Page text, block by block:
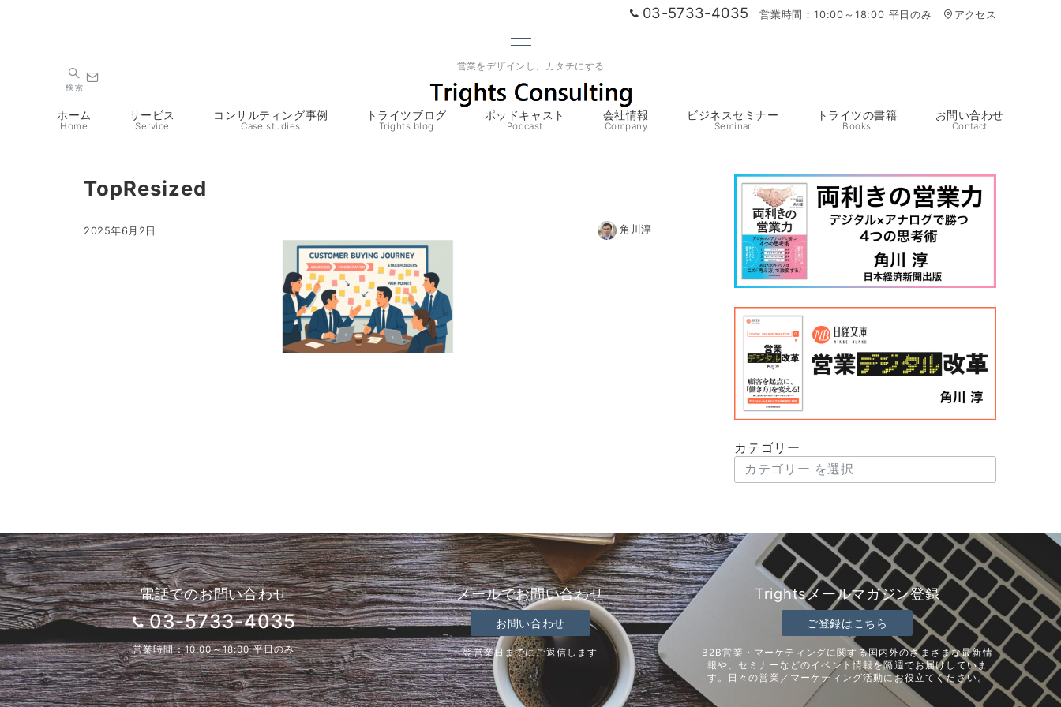
03-5733-4035 営業時間：10:00～18:00 平日のみ アクセス
営業をデザインし、カタチにする
検索
ホーム
Home
サービス
Service
コンサルティング事例
Case studies
トライツブログ
Trights blog
ポッドキャスト
Podcast
会社情報
Company
ビジネスセミナー
Seminar
トライツの書籍
Books
お問い合わせ
Contact
TopResized
2025年6月2日 角川淳
カテゴリー
電話でのお問い合わせ
03-5733-4035
営業時間：10:00～18:00 平日のみ
メールでお問い合わせ
お問い合わせ
翌営業日までにご返信します
Trightsメールマガジン登録
ご登録はこちら
B2B営業・マーケティングに関する国内外のさまざまな最新情
報や、セミナーなどのイベント情報を隔週でお届けしていま
す。日々の営業／マーケティング活動にお役立てください。